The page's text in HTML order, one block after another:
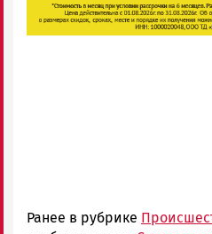
Ранее в рубрике